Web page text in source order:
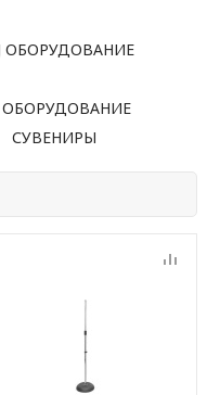
ОБОРУДОВАНИЕ
ОБОРУДОВАНИЕ
СУВЕНИРЫ